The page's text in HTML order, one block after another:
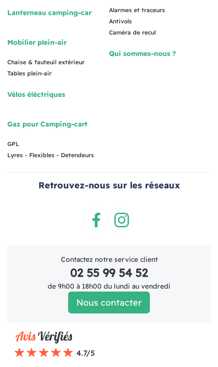
Lanterneau camping-car
Mobilier plein-air
Chaise & fauteuil extérieur
Tables plein-air
Vélos éléctriques
Gaz pour Camping-cart
GPL
Lyres - Flexibles - Detendeurs
Alarmes et traceurs
Antivols
Caméra de recul
Qui sommes-nous ?
Retrouvez-nous sur les réseaux
Contactez notre service client
02 55 99 54 52
de 9h00 à 18h00 du lundi au vendredi
Nous contacter
4.7/5